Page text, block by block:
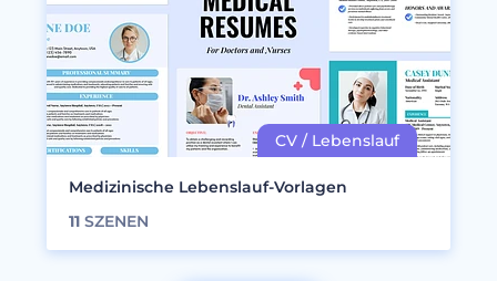
Medizinische Lebenslauf-Vorlagen
11 SZENEN